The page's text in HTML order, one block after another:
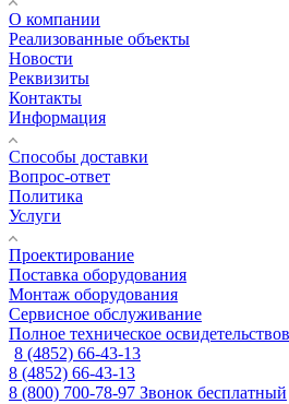
О компании
Реализованные объекты
Новости
Реквизиты
Контакты
Информация
Способы доставки
Вопрос-ответ
Политика
Услуги
Проектирование
Поставка оборудования
Монтаж оборудования
Сервисное обслуживание
Полное техническое
8 (4852) 66-43-13
8 (4852) 66-43-13
8 (800) 700-78-97 Звонок бесплатный